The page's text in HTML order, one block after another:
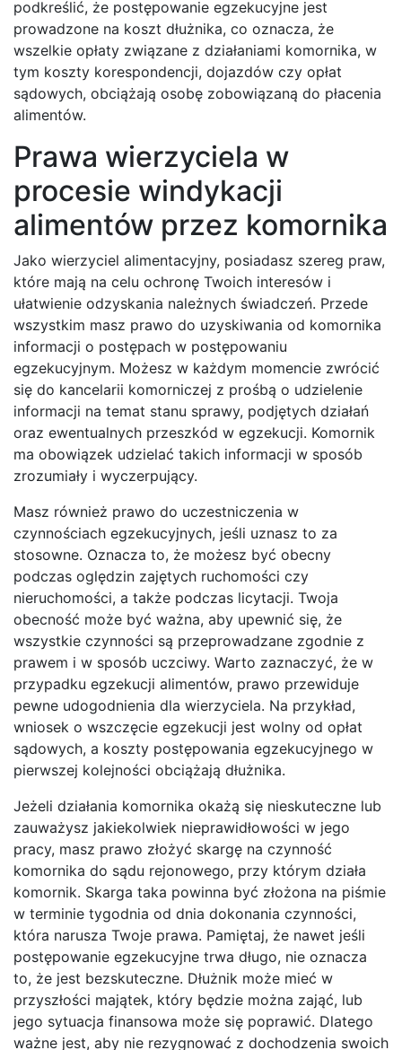
podkreślić, że postępowanie egzekucyjne jest
prowadzone na koszt dłużnika, co oznacza, że
wszelkie opłaty związane z działaniami komornika, w
tym koszty korespondencji, dojazdów czy opłat
sądowych, obciążają osobę zobowiązaną do płacenia
alimentów.
Prawa wierzyciela w
procesie windykacji
alimentów przez komornika
Jako wierzyciel alimentacyjny, posiadasz szereg praw,
które mają na celu ochronę Twoich interesów i
ułatwienie odzyskania należnych świadczeń. Przede
wszystkim masz prawo do uzyskiwania od komornika
informacji o postępach w postępowaniu
egzekucyjnym. Możesz w każdym momencie zwrócić
się do kancelarii komorniczej z prośbą o udzielenie
informacji na temat stanu sprawy, podjętych działań
oraz ewentualnych przeszkód w egzekucji. Komornik
ma obowiązek udzielać takich informacji w sposób
zrozumiały i wyczerpujący.
Masz również prawo do uczestniczenia w
czynnościach egzekucyjnych, jeśli uznasz to za
stosowne. Oznacza to, że możesz być obecny
podczas oględzin zajętych ruchomości czy
nieruchomości, a także podczas licytacji. Twoja
obecność może być ważna, aby upewnić się, że
wszystkie czynności są przeprowadzane zgodnie z
prawem i w sposób uczciwy. Warto zaznaczyć, że w
przypadku egzekucji alimentów, prawo przewiduje
pewne udogodnienia dla wierzyciela. Na przykład,
wniosek o wszczęcie egzekucji jest wolny od opłat
sądowych, a koszty postępowania egzekucyjnego w
pierwszej kolejności obciążają dłużnika.
Jeżeli działania komornika okażą się nieskuteczne lub
zauważysz jakiekolwiek nieprawidłowości w jego
pracy, masz prawo złożyć skargę na czynność
komornika do sądu rejonowego, przy którym działa
komornik. Skarga taka powinna być złożona na piśmie
w terminie tygodnia od dnia dokonania czynności,
która narusza Twoje prawa. Pamiętaj, że nawet jeśli
postępowanie egzekucyjne trwa długo, nie oznacza
to, że jest bezskuteczne. Dłużnik może mieć w
przyszłości majątek, który będzie można zająć, lub
jego sytuacja finansowa może się poprawić. Dlatego
ważne jest, aby nie rezygnować z dochodzenia swoich